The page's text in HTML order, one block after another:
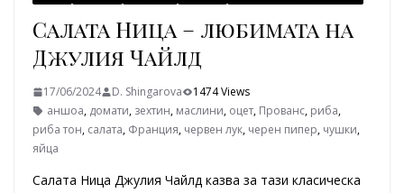
Салата Ница – любимата на
Джулия Чайлд
17/06/2024 D. Shingarova
1474 Views
аншоа, домати, зехтин, маслини, оцет, Прованс, риба,
риба тон, салата, Франция, червен лук, черен пипер, чушки,
яйца
Салата Ница Джулия Чайлд казва за тази класическа